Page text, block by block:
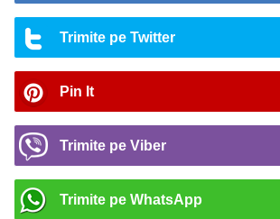
Trimite pe Twitter
Pin It
Trimite pe Viber
Trimite pe WhatsApp